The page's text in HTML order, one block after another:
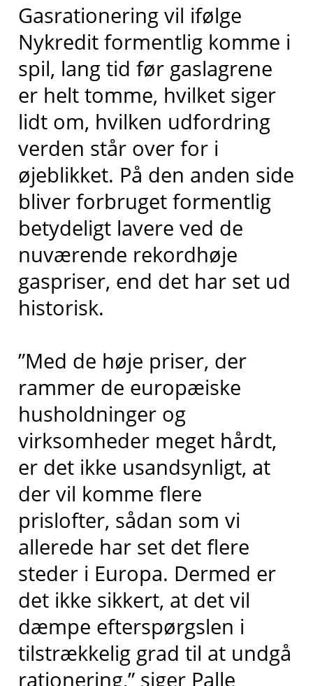
Gasrationering vil ifølge
Nykredit formentlig komme i
spil, lang tid før gaslagrene
er helt tomme, hvilket siger
lidt om, hvilken udfordring
verden står over for i
øjeblikket. På den anden side
bliver forbruget formentlig
betydeligt lavere ved de
nuværende rekordhøje
gaspriser, end det har set ud
historisk.
”Med de høje priser, der
rammer de europæiske
husholdninger og
virksomheder meget hårdt,
er det ikke usandsynligt, at
der vil komme flere
prislofter, sådan som vi
allerede har set det flere
steder i Europa. Dermed er
det ikke sikkert, at det vil
dæmpe efterspørgslen i
tilstrækkelig grad til at undgå
rationering,” siger Palle